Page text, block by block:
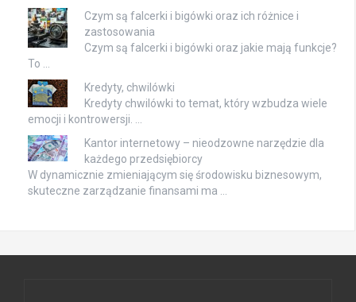
Czym są falcerki i bigówki oraz ich różnice i
zastosowania
Czym są falcerki i bigówki oraz jakie mają funkcje?
To …
Kredyty, chwilówki
Kredyty chwilówki to temat, który wzbudza wiele
emocji i kontrowersji. …
Kantor internetowy – nieodzowne narzędzie dla
każdego przedsiębiorcy
W dynamicznie zmieniającym się środowisku biznesowym,
skuteczne zarządzanie finansami ma …